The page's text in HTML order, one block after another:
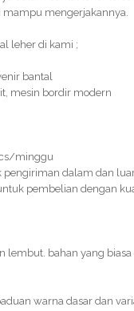
mampu mengerjakannya.
leher di kami ;
bantal
mesin bordir modern
minggu
pengiriman dalam dan
pembelian dengan
lembut. bahan yang
warna dasar dan